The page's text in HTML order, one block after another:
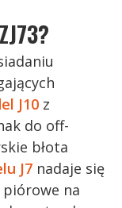
J10 z
do off-
błota
J7 nadaje się
na